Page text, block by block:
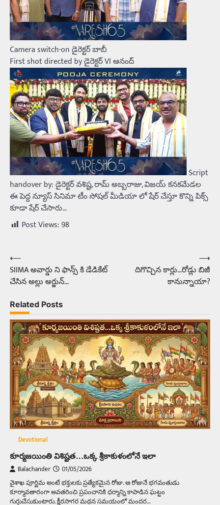
Camera switch-on డైరెక్టర్ బాబీ
First shot directed by డైరెక్టర్ VI ఆనంద్
Script
handover by: డైరెక్టర్ వశిష్ట, రామ్ అబ్బరాజు, విజయ్ కనకమేడల
ఈ పెద్ద న్యూస్ సినిమా టీం సోషల్ మీడియా లో షేర్ చేస్తూ కొన్ని పిక్స్
కూడా షేర్ చేసారు…
Post Views:98
Post
navigation
⟵
SIIMA అవార్డు ని ఫాన్స్ కి డేడికేట్
చేసిన అల్లు అర్జున్…
దిగొచ్చిన కార్లు…రోడ్లు బిజీ
కానున్నాయా?
⟶
Related Posts
Devotional
కూర్మజయింతి విశిష్టత…ఒక్క శ్రీకాకుళంలోనే ఇలా
Balachander 01/05/2026
వైశాఖ పూర్ణిమ అంటే భక్తులకు ప్రత్యేకమైన రోజు. ఆ రోజునే భగవంతుడు
కూర్మావతారంగా అవతరించి ప్రపంచానికి ధర్మాన్ని కాపాడిన ఘట్టం
గుర్తుచేసుకుంటారు. క్షీరసాగర మథన సమయంలో మందర…